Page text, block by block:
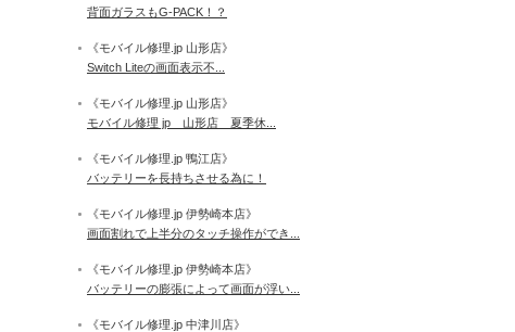
背面ガラスもG-PACK！？
《モバイル修理.jp 山形店》
Switch Liteの画面表示不...
《モバイル修理.jp 山形店》
モバイル修理 jp 山形店 夏季休...
《モバイル修理.jp 鴨江店》
バッテリーを長持ちさせる為に！
《モバイル修理.jp 伊勢崎本店》
画面割れで上半分のタッチ操作ができ...
《モバイル修理.jp 伊勢崎本店》
バッテリーの膨張によって画面が浮い...
《モバイル修理.jp 中津川店》